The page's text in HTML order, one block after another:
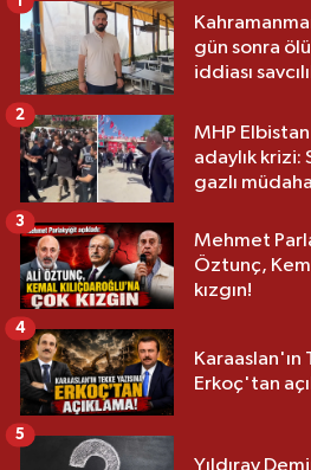
gün sonra
iddiası
MHP
adaylık
gazlı
2
Mehmet
Öztunç,
kızgın!
3
Karaaslan'ın
Erkoç'tan
4
5